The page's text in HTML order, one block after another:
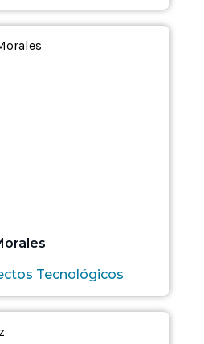
Tecnológicos